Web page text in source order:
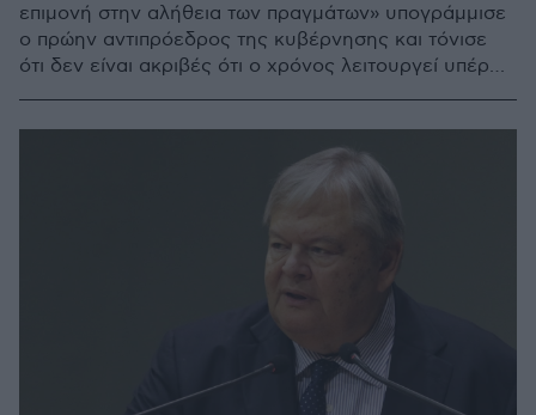
επιμονή στην αλήθεια των πραγμάτων» υπογράμμισε
ο πρώην αντιπρόεδρος της κυβέρνησης και τόνισε
ότι δεν είναι ακριβές ότι ο χρόνος λειτουργεί υπέρ